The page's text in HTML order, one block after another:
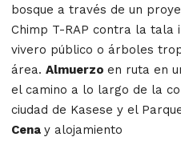
bosque a través de un
Chimp T-RAP contra la tala
vivero público o árboles
área. Almuerzo en ruta en
el camino a lo largo de la
ciudad de Kasese y el
Cena y alojamiento